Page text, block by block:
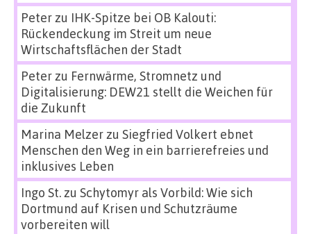
Peterzu IHK-Spitze bei OB Kalouti:
Rückendeckung im Streit um neue
Wirtschaftsflächen der Stadt
Peterzu Fernwärme, Stromnetz und
Digitalisierung: DEW21 stellt die Weichen für
die Zukunft
Marina Melzerzu Siegfried Volkert ebnet
Menschen den Weg in ein barrierefreies und
inklusives Leben
Ingo St.zu Schytomyr als Vorbild: Wie sich
Dortmund auf Krisen und Schutzräume
vorbereiten will